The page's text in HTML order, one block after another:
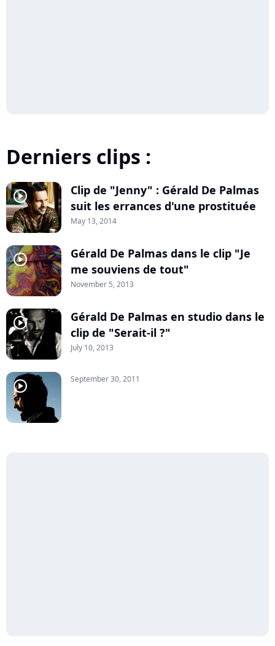
Derniers clips :
player2
Clip de "Jenny" : Gérald De Palmas
suit les errances d'une prostituée
May 13, 2014
player2
Gérald De Palmas dans le clip "Je
me souviens de tout"
November 5, 2013
player2
Gérald De Palmas en studio dans le
clip de "Serait-il ?"
July 10, 2013
player2 September 30, 2011